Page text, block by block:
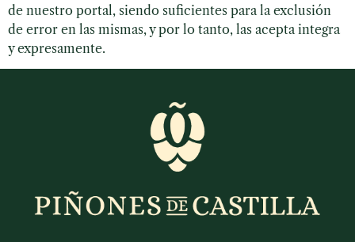
de nuestro portal, siendo suficientes para la exclusión
de error en las mismas, y por lo tanto, las acepta integra
y expresamente.